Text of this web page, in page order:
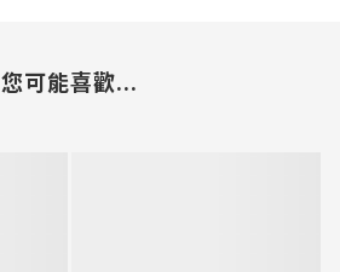
您可能喜歡...